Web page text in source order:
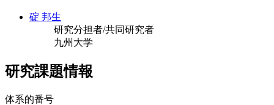
碇 邦生
研究分担者/共同研究者
九州大学
研究課題情報
体系的番号